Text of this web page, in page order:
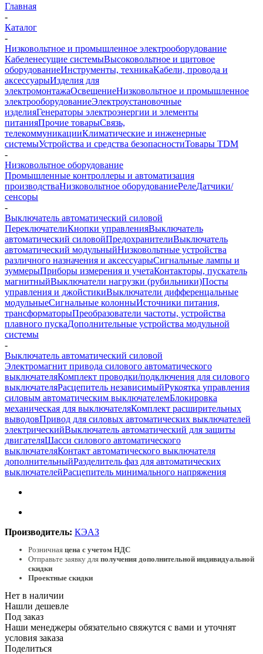
Главная
-
Каталог
-
Низковольтное и промышленное электрооборудование
Кабеленесущие системыВысоковольтное и щитовое
оборудованиеИнструменты, техникаКабели, провода и
аксессуарыИзделия для
электромонтажаОсвещениеНизковольтное и промышленное
электрооборудованиеЭлектроустановочные
изделияГенераторы электроэнергии и элементы
питанияПрочие товарыСвязь,
телекоммуникацииКлиматические и инженерные
системыУстройства и средства безопасностиТовары TDM
-
Низковольтное оборудование
Промышленные контроллеры и автоматизация
производстваНизковольтное оборудованиеРелеДатчики/
сенсоры
-
Выключатель автоматический силовой
ПереключателиКнопки управленияВыключатель
автоматический силовойПредохранителиВыключатель
автоматический модульныйНизковольтные устройства
различного назначения и аксессуарыСигнальные лампы и
зуммерыПриборы измерения и учетаКонтакторы, пускатель
магнитныйВыключатели нагрузки (рубильники)Посты
управления и джойстикиВыключатели дифференцальные
модульныеСигнальные колонныИсточники питания,
трансформаторыПреобразователи частоты, устройства
плавного пускаДополнительные устройства модульной
системы
-
Выключатель автоматический силовой
Электромагнит привода силового автоматического
выключателяКомплект проводки/подключения для силового
выключателяРасцепитель независимыйРукоятка управления
силовым автоматическим выключателемБлокировка
механическая для выключателяКомплект расширительных
выводовПривод для силовых автоматических выключателей
электрическийВыключатель автоматический для защиты
двигателяШасси силового автоматического
выключателяКонтакт автоматического выключателя
дополнительныйРазделитель фаз для автоматических
выключателейРасцепитель минимального напряжения
Производитель: КЭАЗ
Розничная цена с учетом НДС
Отправьте заявку для получения дополнительной индивидуальной
скидки
Проектные скидки
Нет в наличии
Нашли дешевле
Под заказ
Наши менеджеры обязательно свяжутся с вами и уточнят
условия заказа
Поделиться